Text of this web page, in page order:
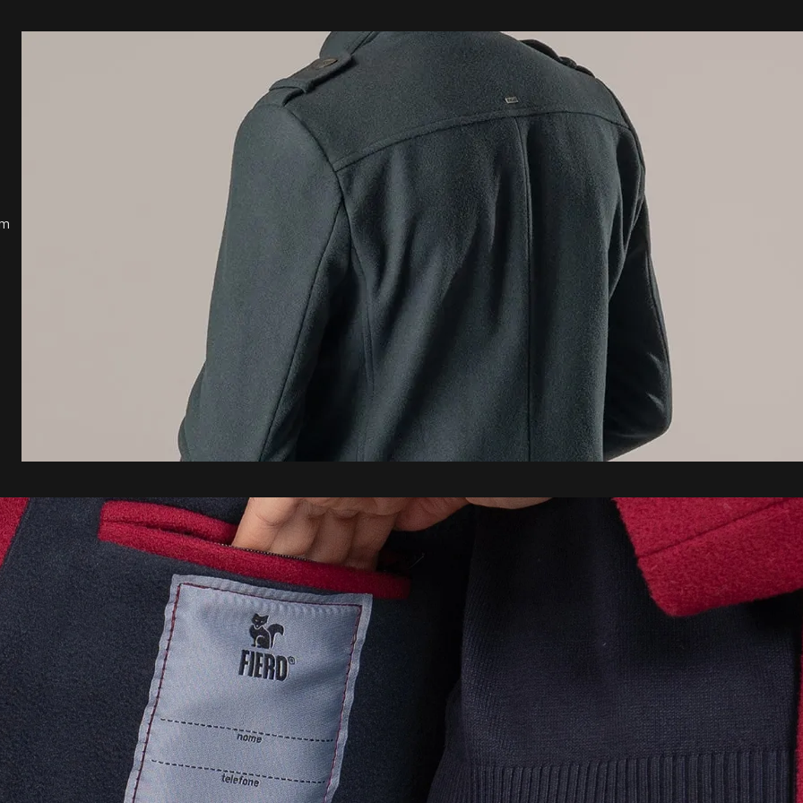
COMPOSIÇÃO DO PRODUTO:
Superfície: Lã nacional (85%) e Poliamida (15%)
Parte interna (exceto mangas): Tecido térmico Sense
Fleece (100% Poliéster)
Parte interna das mangas: Cetim (97% Poliéster e 3%
Elastano)
MODO DE LAVAR:
Limpeza a seco profissional - processo suave
Não lavar de jeito convencional
Não alvejar/não branquear
Não secar em tambor
Temperatura máxima da base do ferro a 110°C (o vapor
pode causar danos irreversíveis)